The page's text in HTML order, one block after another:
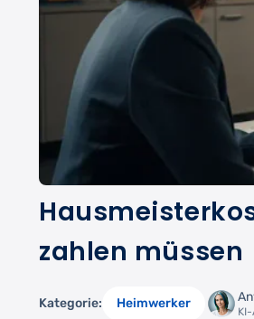
zahlen müssen
Kategorie: Heimwerker